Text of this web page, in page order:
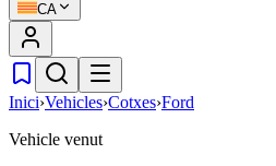
CA
Inici›Vehicles›Cotxes›Ford
Vehicle venut